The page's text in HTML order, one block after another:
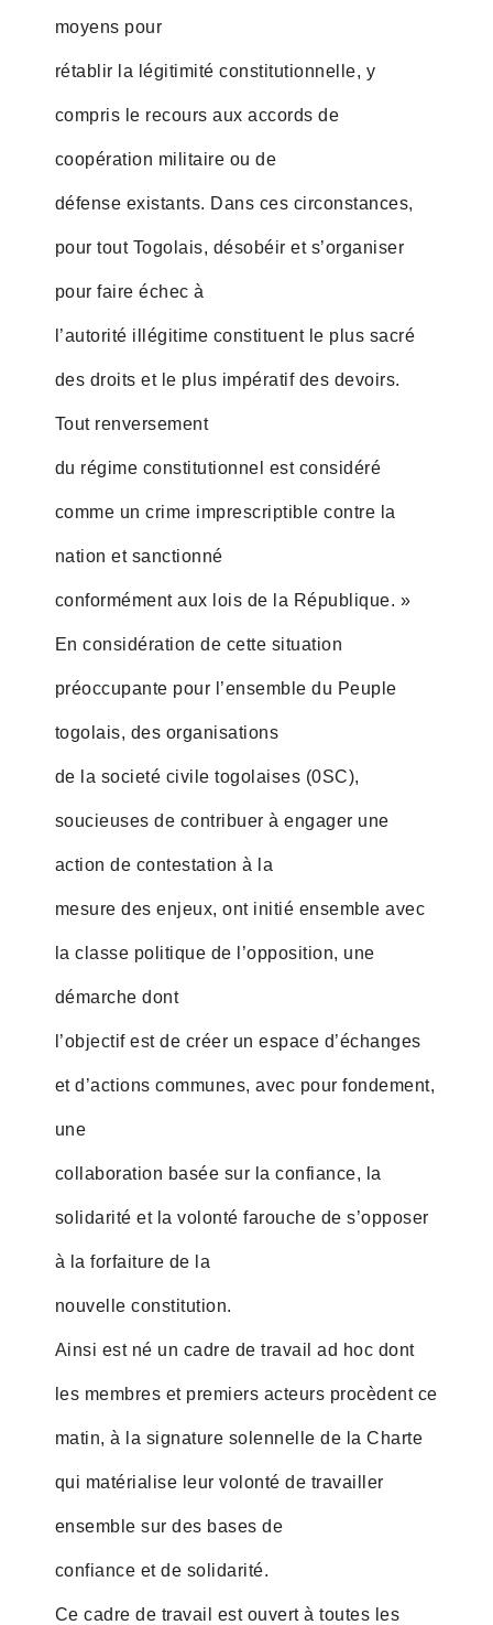
moyens pour
rétablir la légitimité constitutionnelle, y
compris le recours aux accords de
coopération militaire ou de
défense existants. Dans ces circonstances,
pour tout Togolais, désobéir et s’organiser
pour faire échec à
l’autorité illégitime constituent le plus sacré
des droits et le plus impératif des devoirs.
Tout renversement
du régime constitutionnel est considéré
comme un crime imprescriptible contre la
nation et sanctionné
conformément aux lois de la République. »
En considération de cette situation
préoccupante pour l’ensemble du Peuple
togolais, des organisations
de la societé civile togolaises (0SC),
soucieuses de contribuer à engager une
action de contestation à la
mesure des enjeux, ont initié ensemble avec
la classe politique de l’opposition, une
démarche dont
l’objectif est de créer un espace d’échanges
et d’actions communes, avec pour fondement,
une
collaboration basée sur la confiance, la
solidarité et la volonté farouche de s’opposer
à la forfaiture de la
nouvelle constitution.
Ainsi est né un cadre de travail ad hoc dont
les membres et premiers acteurs procèdent ce
matin, à la signature solennelle de la Charte
qui matérialise leur volonté de travailler
ensemble sur des bases de
confiance et de solidarité.
Ce cadre de travail est ouvert à toutes les